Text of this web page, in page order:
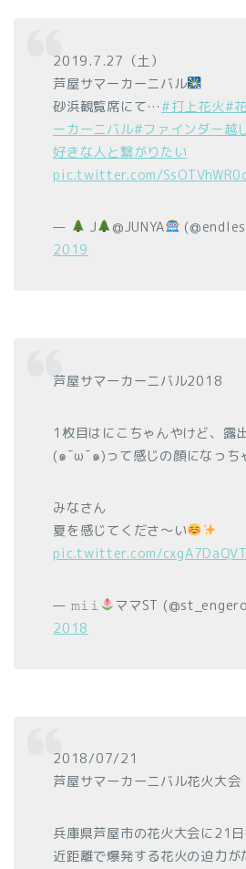
2019.7.27（土）
芦屋サマーカーニバル
砂浜観覧席にて… #打上花火#
ーカーニバル#ファインダー越
好きな人と繋がりたい
pic.twitter.com/
— J @JUNYA
2019
芦屋サマーカーニバル2018
1枚目はにこちゃんやけど、露
(๑¯ω¯๑)って感じの顔になっち
みなさん
夏を感じてくださ〜い
pic.twitter.com/cxgA7DaQVT
— 𝚖𝚒𝚒 ママST
2018
2018/07/21
芦屋サマーカーニバル花火大会
兵庫県芦屋市の花火大会に21日
近距離で爆発する花火の迫力が